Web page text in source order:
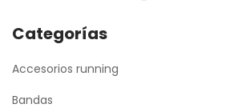
Categorías
Accesorios running
Bandas